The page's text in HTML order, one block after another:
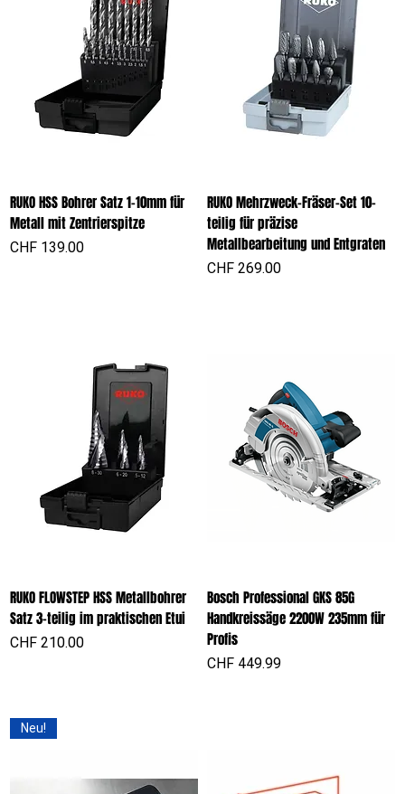
RUKO HSS Bohrer Satz 1-10mm für
Metall mit Zentrierspitze
Preis
CHF 139.00
RUKO Mehrzweck-Fräser-Set 10-
teilig für präzise
Metallbearbeitung und Entgraten
Preis
CHF 269.00
RUKO FLOWSTEP HSS Metallbohrer
Satz 3-teilig im praktischen Etui
Preis
CHF 210.00
Bosch Professional GKS 85G
Handkreissäge 2200W 235mm für
Profis
Preis
CHF 449.99
Neu!